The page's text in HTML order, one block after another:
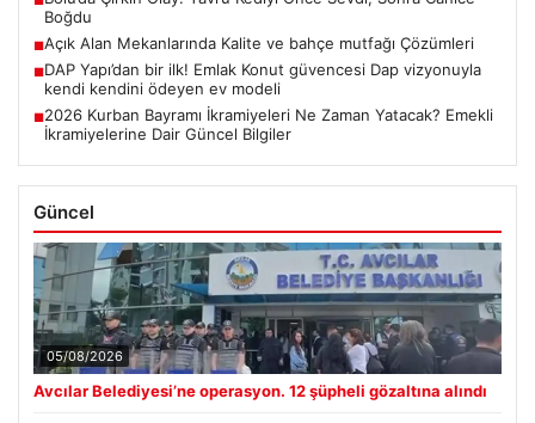
Boğdu
■Açık Alan Mekanlarında Kalite ve bahçe mutfağı Çözümleri
■DAP Yapı’dan bir ilk! Emlak Konut güvencesi Dap vizyonuyla
kendi kendini ödeyen ev modeli
■2026 Kurban Bayramı İkramiyeleri Ne Zaman Yatacak? Emekli
İkramiyelerine Dair Güncel Bilgiler
Güncel
05/08/2026
Avcılar Belediyesi’ne operasyon. 12 şüpheli gözaltına alındı